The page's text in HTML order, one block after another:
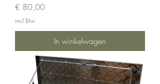
Prijs
€ 80,00
incl.Btw
In winkelwagen